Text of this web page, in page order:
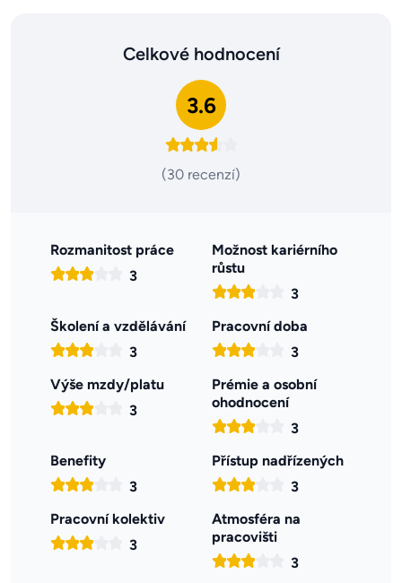
Celkové hodnocení
3.6
(30 recenzí)
Rozmanitost práce
3
Možnost kariérního
růstu
3
Školení a vzdělávání
3
Pracovní doba
3
Výše mzdy/platu
3
Prémie a osobní
ohodnocení
3
Benefity
3
Přístup nadřízených
3
Pracovní kolektiv
3
Atmosféra na
pracovišti
3